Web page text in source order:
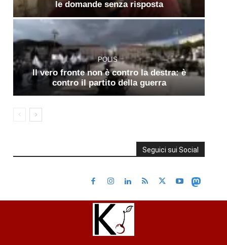
le domande senza risposta
POLIS
Il vero fronte non è contro la destra: è
contro il partito della guerra
Seguici sui Social